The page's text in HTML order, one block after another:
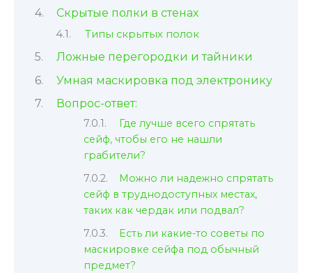
Скрытые полки в стенах
Типы скрытых полок
Ложные перегородки и тайники
Умная маскировка под электронику
Вопрос-ответ:
Где лучше всего спрятать
сейф, чтобы его не нашли
грабители?
Можно ли надежно спрятать
сейф в труднодоступных местах,
таких как чердак или подвал?
Есть ли какие-то советы по
маскировке сейфа под обычный
предмет?